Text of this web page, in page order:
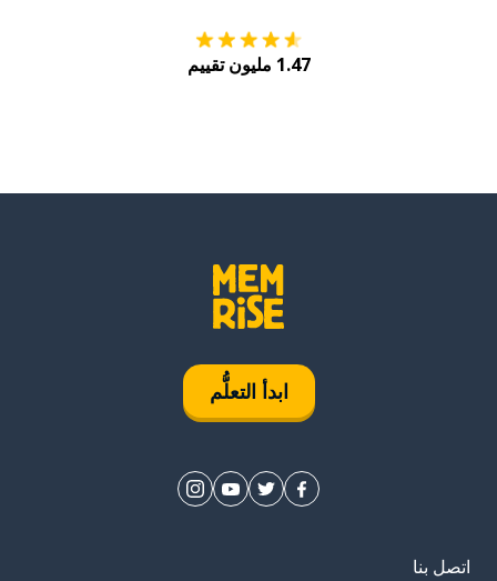
1.47 مليون تقييم
ابدأ التعلُّم
اتصل بنا